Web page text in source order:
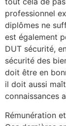
professionnel
diplômes ne
est également
DUT sécurité,
sécurité des
doit être en
il doit aussi
connaissances
Rémunération